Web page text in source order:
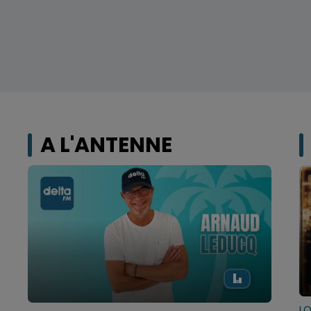
A L'ANTENNE